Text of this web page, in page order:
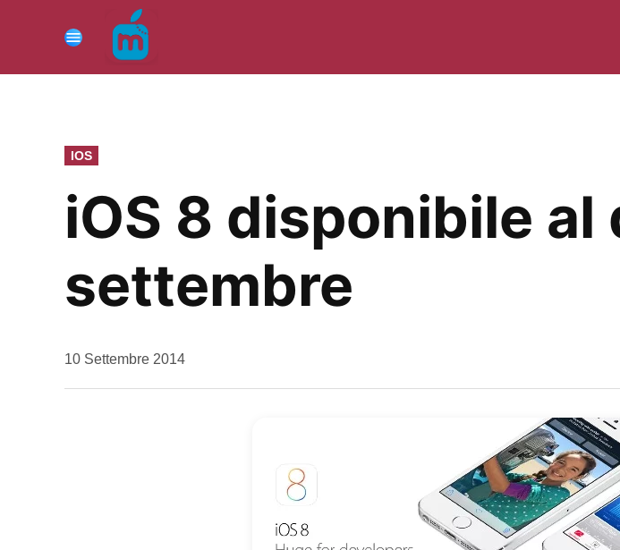
contenuto
Menu
PUBBLICATO
IN
IOS
iOS 8 disponibile al
settembre
da
10 Settembre 2014